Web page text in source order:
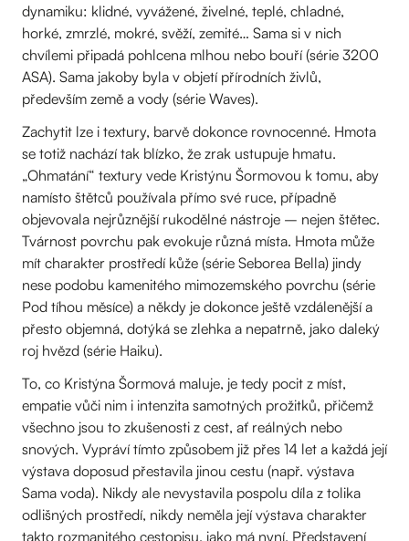
dynamiku: klidné, vyvážené, živelné, teplé, chladné,
horké, zmrzlé, mokré, svěží, zemité… Sama si v nich
chvílemi připadá pohlcena mlhou nebo bouří (série 3200
ASA). Sama jakoby byla v objetí přírodních živlů,
především země a vody (série Waves).
Zachytit lze i textury, barvě dokonce rovnocenné. Hmota
se totiž nachází tak blízko, že zrak ustupuje hmatu.
„Ohmatání“ textury vede Kristýnu Šormovou k tomu, aby
namísto štětců používala přímo své ruce, případně
objevovala nejrůznější rukodělné nástroje – nejen štětec.
Tvárnost povrchu pak evokuje různá místa. Hmota může
mít charakter prostředí kůže (série Seborea Bella) jindy
nese podobu kamenitého mimozemského povrchu (série
Pod tíhou měsíce) a někdy je dokonce ještě vzdálenější a
přesto objemná, dotýká se zlehka a nepatrně, jako daleký
roj hvězd (série Haiku).
To, co Kristýna Šormová maluje, je tedy pocit z míst,
empatie vůči nim i intenzita samotných prožitků, přičemž
všechno jsou to zkušenosti z cest, ať reálných nebo
snových. Vypráví tímto způsobem již přes 14 let a každá její
výstava doposud přestavila jinou cestu (např. výstava
Sama voda). Nikdy ale nevystavila pospolu díla z tolika
odlišných prostředí, nikdy neměla její výstava charakter
takto rozmanitého cestopisu, jako má nyní. Představení